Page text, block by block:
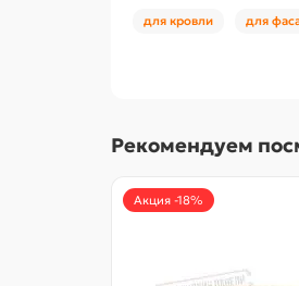
для кровли для
Рекомендуем
Акция -18%